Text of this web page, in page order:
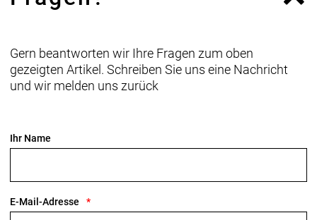
großen 27.5"-Rädern.
Geschlecht: Damen
Rahmen: Hochleistungsfähige Hydroforming-Rohre
aus Aluminium, herausnehmbarer integrierter Akku
Schnellspannachse
Rahmenmaterial: Aluminium
Gern beantworten wir Ihre Fragen zum oben
gezeigten Artikel. Schreiben Sie uns eine Nachricht
und wir melden uns zurück
Ihr Name
E-Mail-Adresse